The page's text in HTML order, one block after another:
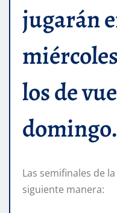
jugarán
los de
domingo.
Las semifinales de
siguiente manera: